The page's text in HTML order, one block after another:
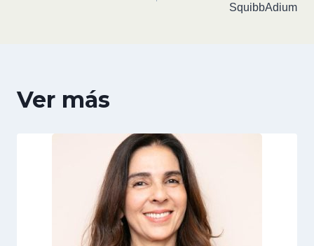
SquibbAdium
Ver más